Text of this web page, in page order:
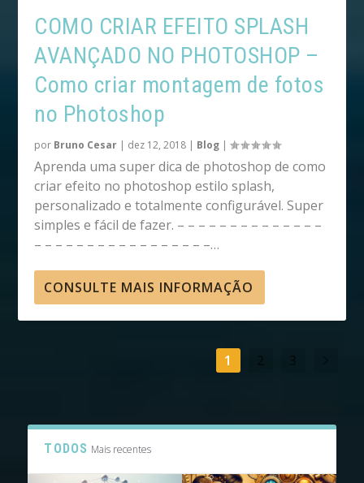
COMO CRIAR EFEITO SPLASH
AVANÇADO NO PHOTOSHOP –
Como criar montagem de fotos
no Photoshop
por Bruno Cesar | dez 12, 2018 | Blog |
Aprenda uma super dica de photoshop de como
criar efeito no photoshop estilo splash,
personalizado e totalmente configurável. Super
simples e fácil de fazer. – – – – – – – – – – – – – –
– – – – – – – – – – – – – – – – –…
CONSULTE MAIS INFORMAÇÃO
1
TODOS Mais recentes